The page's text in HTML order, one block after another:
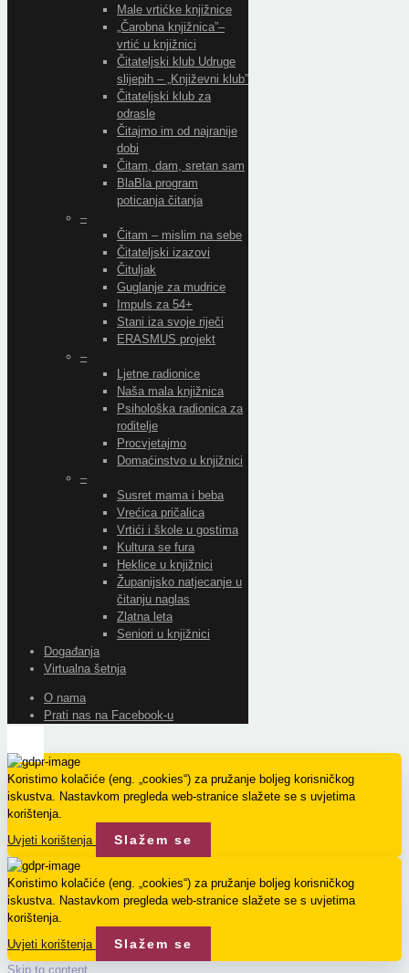
Male vrtićke knjižnice
„Čarobna knjižnica”–
vrtić u knjižnici
Čitateljski klub Udruge
slijepih – „Književni klub”
Čitateljski klub za
odrasle
Čitajmo im od najranije
dobi
Čitam, dam, sretan sam
BlaBla program
poticanja čitanja
–
Čitam – mislim na sebe
Čitateljski izazovi
Čituljak
Guglanje za mudrice
Impuls za 54+
Stani iza svoje riječi
ERASMUS projekt
–
Ljetne radionice
Naša mala knjižnica
Psihološka radionica za
roditelje
Procvjetajmo
Domaćinstvo u knjižnici
–
Susret mama i beba
Vrećica pričalica
Vrtići i škole u gostima
Kultura se fura
Heklice u knjižnici
Županijsko natjecanje u
čitanju naglas
Zlatna leta
Seniori u knjižnici
Događanja
Virtualna šetnja
O nama
Prati nas na Facebook-u
Koristimo kolačiće (eng. „cookies“) za pružanje boljeg korisničkog
iskustva. Nastavkom pregleda web-stranice slažete se s uvjetima
korištenja.
Uvjeti korištenja
Slažem se
Koristimo kolačiće (eng. „cookies“) za pružanje boljeg korisničkog
iskustva. Nastavkom pregleda web-stranice slažete se s uvjetima
korištenja.
Uvjeti korištenja
Slažem se
Skip to content